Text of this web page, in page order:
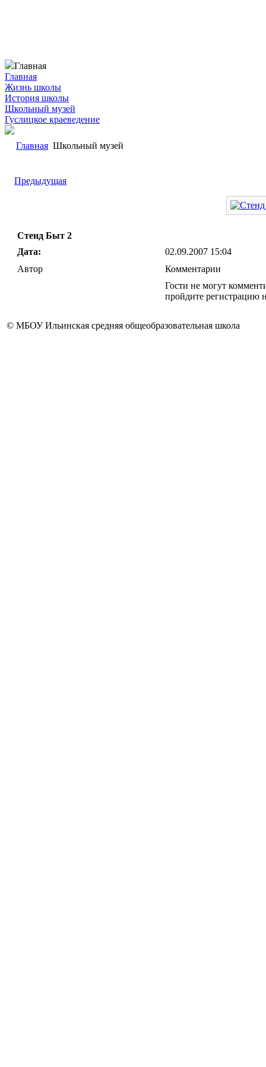
Главная
Главная
Жизнь школы
История школы
Школьный музей
Гуслицкое краеведение
Главная Школьный музей
Предыдущая
Стенд Быт 2
Дата:
02.09.2007 15:04
Автор
Комментарии
Гости не могут
пройдите регистрацию
© МБОУ Ильинская средняя общеобразовательная школа